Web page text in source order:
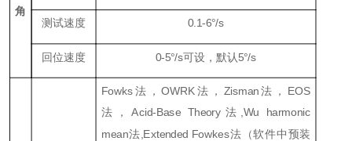
角
测试速度 0.1-6°/s
回位速度 0-5°/s可设，默认5°/s
Fowks法，OWRK法，Zisman法，EOS
法，Acid-Base Theory法,Wu harmonic
mean法,Extended Fowkes法（软件中预装